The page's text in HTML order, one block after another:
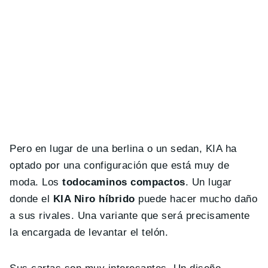
Pero en lugar de una berlina o un sedan, KIA ha
optado por una configuración que está muy de
moda. Lostodocaminos compactos. Un lugar
donde el
KIA Niro híbrido puede hacer mucho daño
a sus rivales. Una variante que será precisamente
la encargada de levantar el telón.